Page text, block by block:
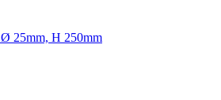
25mm, H 250mm